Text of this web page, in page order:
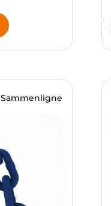
Sammenligne